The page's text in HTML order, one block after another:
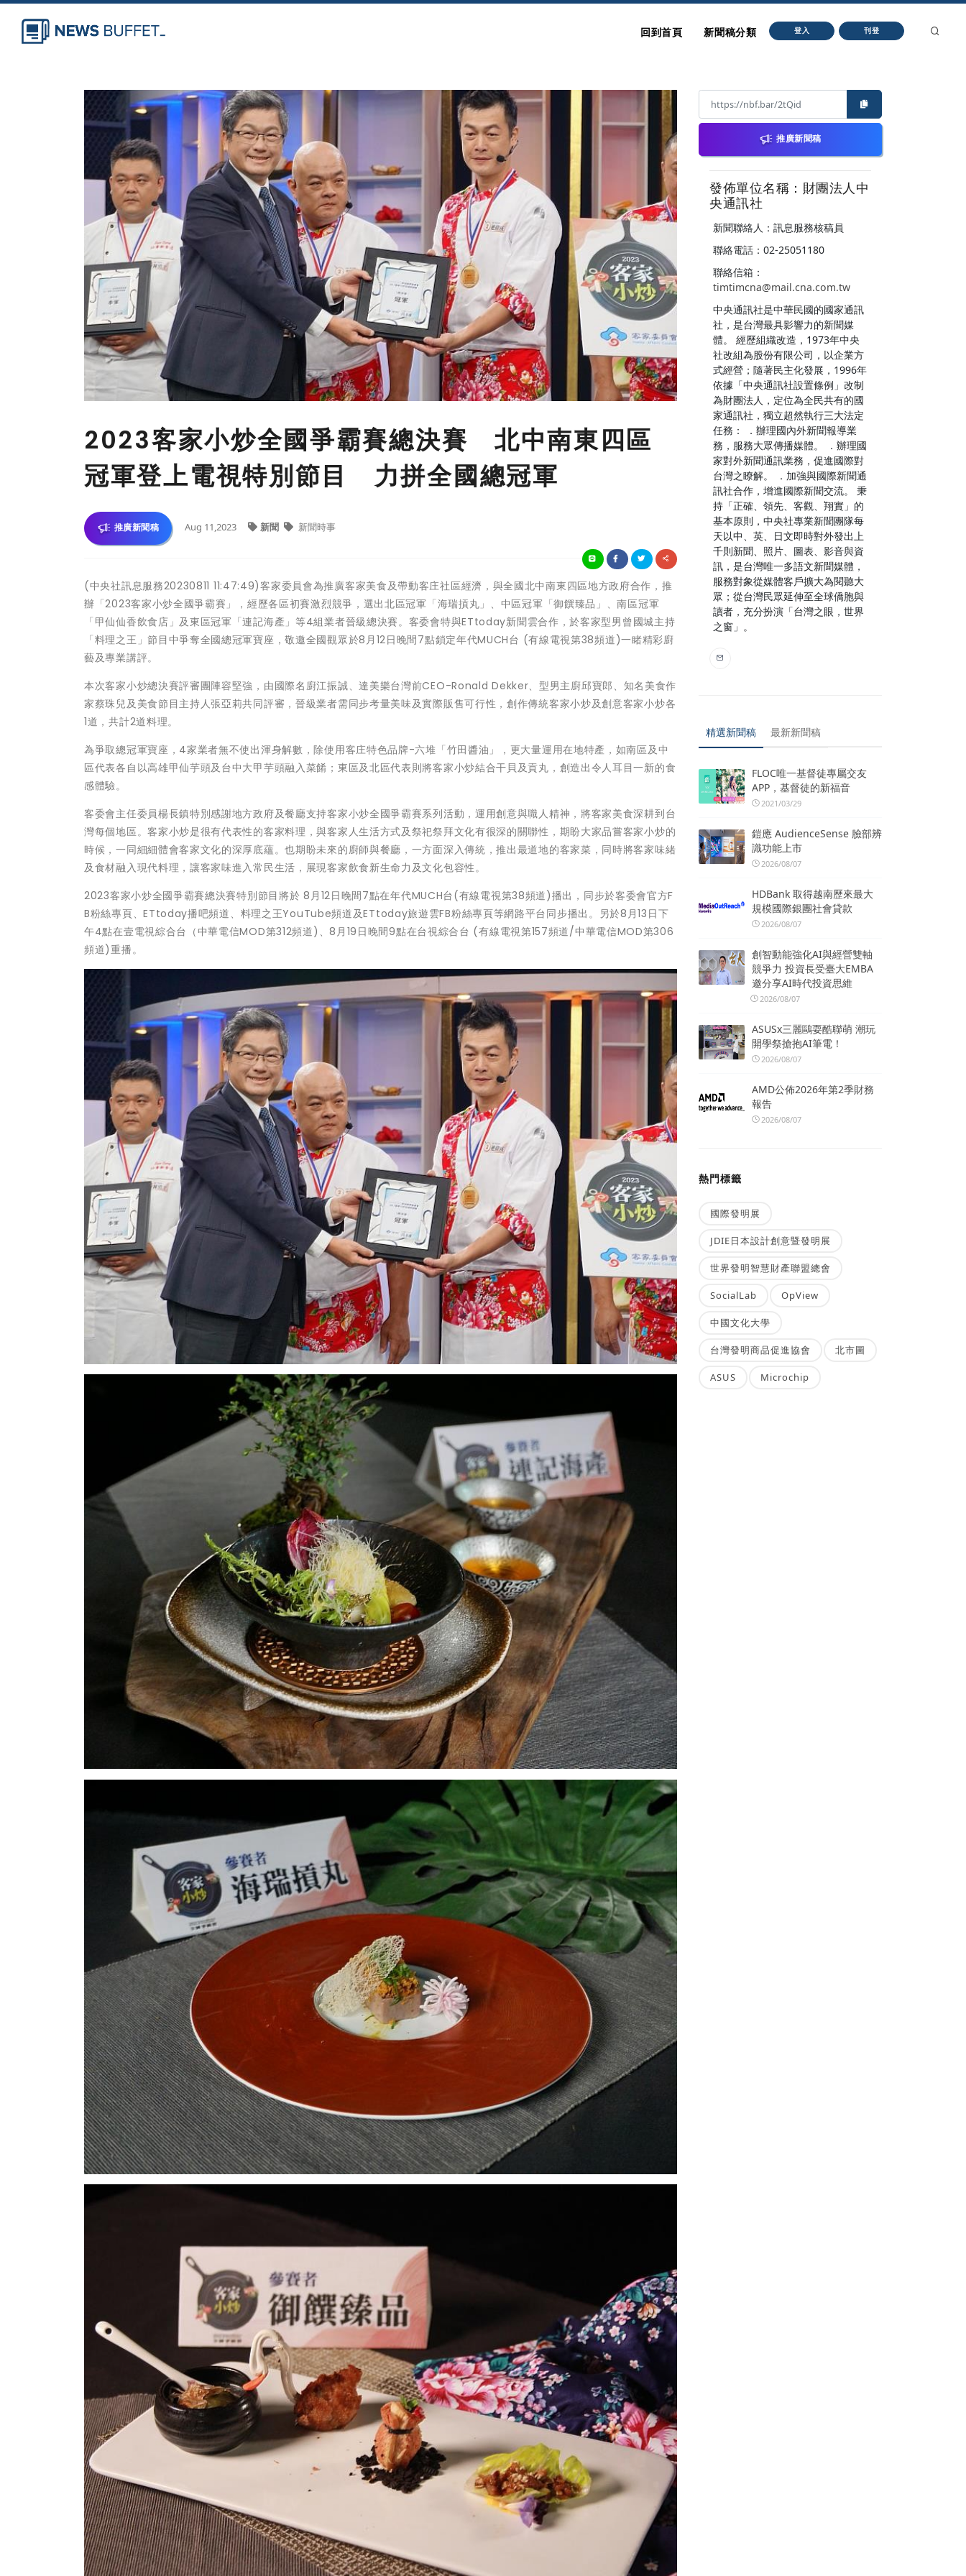
回到首頁 新聞稿分類 登入 刊登
2023客家小炒全國爭霸賽總決賽 北中南東四區
冠軍登上電視特別節目 力拼全國總冠軍
推廣新聞稿 Aug 11,2023 新聞 新聞時事
(中央社訊息服務20230811 11:47:49)客家委員會為推廣客家美食及帶動客庄社區經濟，與全國北中南東四區地方政府合作，推
辦「2023客家小炒全國爭霸賽」，經歷各區初賽激烈競爭，選出北區冠軍「海瑞摃丸」、中區冠軍「御饌臻品」、南區冠軍
「甲仙仙香飲食店」及東區冠軍「連記海產」等4組業者晉級總決賽。客委會特與ETtoday新聞雲合作，於客家型男曾國城主持
「料理之王」節目中爭奪全國總冠軍寶座，敬邀全國觀眾於8月12日晚間7點鎖定年代MUCH台 (有線電視第38頻道)一睹精彩廚
藝及專業講評。
本次客家小炒總決賽評審團陣容堅強，由國際名廚江振誠、達美樂台灣前CEO-Ronald Dekker、型男主廚邱寶郎、知名美食作
家蔡珠兒及美食節目主持人張亞莉共同評審，晉級業者需同步考量美味及實際販售可行性，創作傳統客家小炒及創意客家小炒各
1道，共計2道料理。
為爭取總冠軍寶座，4家業者無不使出渾身解數，除使用客庄特色品牌-六堆「竹田醬油」，更大量運用在地特產，如南區及中
區代表各自以高雄甲仙芋頭及台中大甲芋頭融入菜餚；東區及北區代表則將客家小炒結合干貝及貢丸，創造出令人耳目一新的食
感體驗。
客委會主任委員楊長鎮特別感謝地方政府及餐廳支持客家小炒全國爭霸賽系列活動，運用創意與職人精神，將客家美食深耕到台
灣每個地區。客家小炒是很有代表性的客家料理，與客家人生活方式及祭祀祭拜文化有很深的關聯性，期盼大家品嘗客家小炒的
時候，一同細細體會客家文化的深厚底蘊。也期盼未來的廚師與餐廳，一方面深入傳統，推出最道地的客家菜，同時將客家味緒
及食材融入現代料理，讓客家味進入常民生活，展現客家飲食新生命力及文化包容性。
2023客家小炒全國爭霸賽總決賽特別節目將於 8月12日晚間7點在年代MUCH台(有線電視第38頻道)播出，同步於客委會官方F
B粉絲專頁、ETtoday播吧頻道、料理之王YouTube頻道及ETtoday旅遊雲FB粉絲專頁等網路平台同步播出。另於8月13日下
午4點在壹電視綜合台（中華電信MOD第312頻道)、8月19日晚間9點在台視綜合台 (有線電視第157頻道/中華電信MOD第306
頻道)重播。
推廣新聞稿
發佈單位名稱：財團法人中
央通訊社
新聞聯絡人：訊息服務核稿員
聯絡電話：02-25051180
聯絡信箱：
timtimcna@mail.cna.com.tw
中央通訊社是中華民國的國家通訊
社，是台灣最具影響力的新聞媒
體。 經歷組織改造，1973年中央
社改組為股份有限公司，以企業方
式經營；隨著民主化發展，1996年
依據「中央通訊社設置條例」改制
為財團法人，定位為全民共有的國
家通訊社，獨立超然執行三大法定
任務： ．辦理國內外新聞報導業
務，服務大眾傳播媒體。 ．辦理國
家對外新聞通訊業務，促進國際對
台灣之瞭解。 ．加強與國際新聞通
訊社合作，增進國際新聞交流。 秉
持「正確、領先、客觀、翔實」的
基本原則，中央社專業新聞團隊每
天以中、英、日文即時對外發出上
千則新聞、照片、圖表、影音與資
訊，是台灣唯一多語文新聞媒體，
服務對象從媒體客戶擴大為閱聽大
眾；從台灣民眾延伸至全球僑胞與
讀者，充分扮演「台灣之眼，世界
之窗」。
精選新聞稿 最新新聞稿
FLOC唯一基督徒專屬交友
APP，基督徒的新福音
2021/03/29
鎧應 AudienceSense 臉部辨
識功能上市
2026/08/07
HDBank 取得越南歷來最大
規模國際銀團社會貸款
2026/08/07
創智動能強化AI與經營雙軸
競爭力 投資長受臺大EMBA
邀分享AI時代投資思維
2026/08/07
ASUSx三麗鷗耍酷聯萌 潮玩
開學祭搶抱AI筆電！
2026/08/07
AMD公佈2026年第2季財務
報告
2026/08/07
熱門標籤
國際發明展
JDIE日本設計創意暨發明展
世界發明智慧財產聯盟總會
SocialLab OpView
中國文化大學
台灣發明商品促進協會 北市圖
ASUS Microchip